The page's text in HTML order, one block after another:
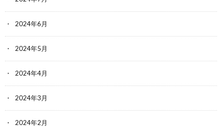
2024年6月
2024年5月
2024年4月
2024年3月
2024年2月